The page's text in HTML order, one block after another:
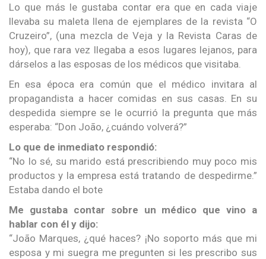
Lo que más le gustaba contar era que en cada viaje
llevaba su maleta llena de ejemplares de la revista “O
Cruzeiro”, (una mezcla de Veja y la Revista Caras de
hoy), que rara vez llegaba a esos lugares lejanos, para
dárselos a las esposas de los médicos que visitaba.
En esa época era común que el médico invitara al
propagandista a hacer comidas en sus casas. En su
despedida siempre se le ocurrió la pregunta que más
esperaba: “Don João, ¿cuándo volverá?”
Lo que de inmediato respondió:
“No lo sé, su marido está prescribiendo muy poco mis
productos y la empresa está tratando de despedirme.”
Estaba dando el bote
Me gustaba contar sobre un médico que vino a
hablar con él y dijo:
“João Marques, ¿qué haces? ¡No soporto más que mi
esposa y mi suegra me pregunten si les prescribo sus